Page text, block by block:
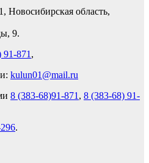
область,
9.
91-871 ,
kulun01@mail.ru
8 (383-68)91-871 , 8 (383-68) 91-
.